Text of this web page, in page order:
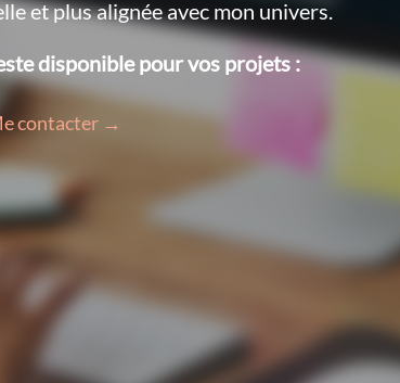
et plus alignée avec mon univers.
disponible pour vos projets :
contacter →